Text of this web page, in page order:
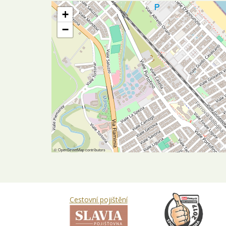
+
−
©OpenStreetMapcontributors
Cestovní pojištění